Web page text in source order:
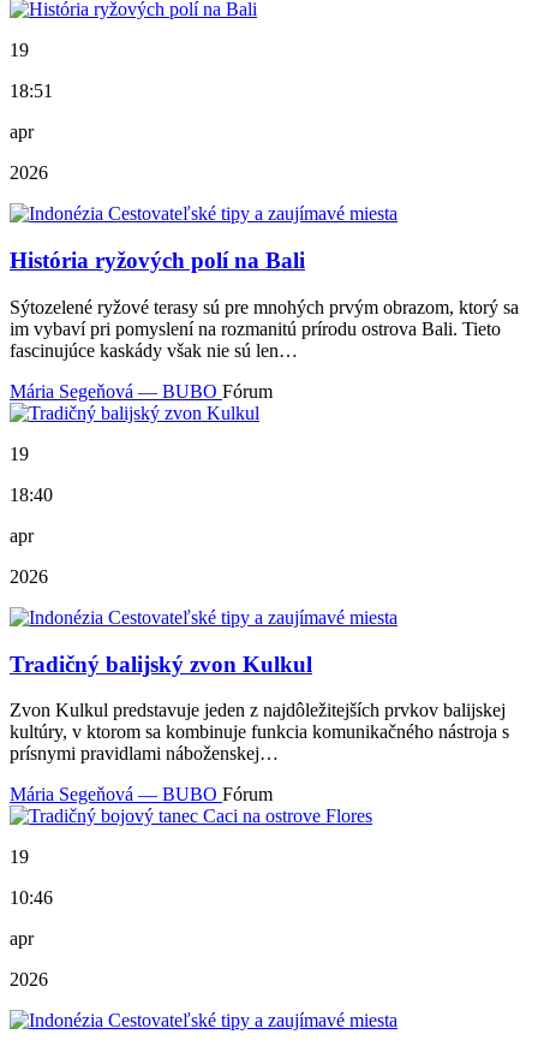
19
18:51
apr
2026
História ryžových polí na Bali
Sýtozelené ryžové terasy sú pre mnohých prvým obrazom, ktorý sa
im vybaví pri pomyslení na rozmanitú prírodu ostrova Bali. Tieto
fascinujúce kaskády však nie sú len…
Mária Segeňová — BUBO Fórum
19
18:40
apr
2026
Tradičný balijský zvon Kulkul
Zvon Kulkul predstavuje jeden z najdôležitejších prvkov balijskej
kultúry, v ktorom sa kombinuje funkcia komunikačného nástroja s
prísnymi pravidlami náboženskej…
Mária Segeňová — BUBO Fórum
19
10:46
apr
2026